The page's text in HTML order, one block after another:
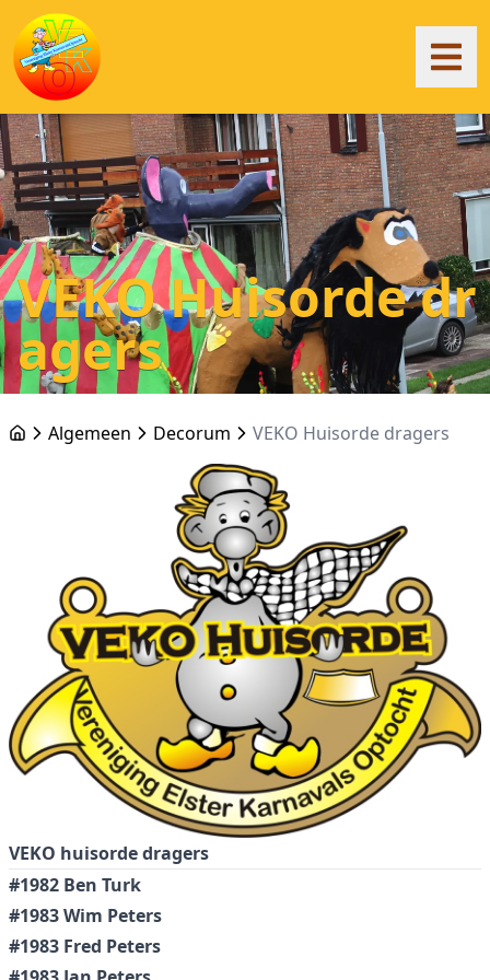
VEKO Huisorde dr
agers
Algemeen Decorum VEKO Huisorde dragers
VEKO huisorde dragers
#1982 Ben Turk
#1983 Wim Peters
#1983 Fred Peters